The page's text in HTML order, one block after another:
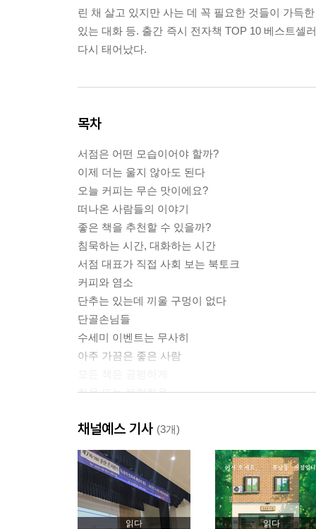
린 채 살고 있지만 사는 데 꼭 필요한 것들이 가득
있는 대화 등. 출간 즉시 전자책 TOP 10 베스트셀
다시 태어났다.
목차
서점은 어떤 모습이어야 할까?
이제 더는 울지 않아도 된다
오늘 커피는 무슨 맛이에요?
떠나온 사람들의 이야기
좋은 책을 추천할 수 있을까?
침묵하는 시간, 대화하는 시간
서점 대표가 직접 사회 보는 북토크
커피와 염소
단추는 있는데 끼울 구멍이 없다
단골손님들
수세미 이벤트는 무사히
아주 가끔은 좋은 사람
화음 또는 불협화음
서툰 문장이 좋은 목소리를 감춘다
일요일을 뿌듯하게 보낸 밤에는
얼굴이 왜 그래?
일을 바라보는 우리의 태도
서점이 자리를 잡는다는 건
깔끔하게 거절하고 싶었지만
채널예스 기사 (3개)
읽다 읽다